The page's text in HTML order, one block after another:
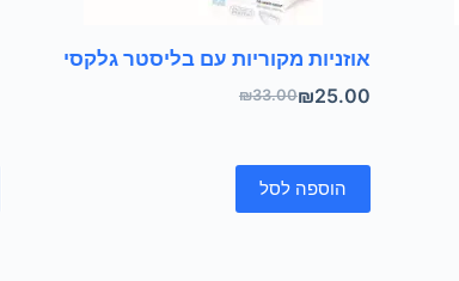
אוזניות מקוריות עם בליסטר גלקסי
₪33.00₪25.00
הוספה לסל